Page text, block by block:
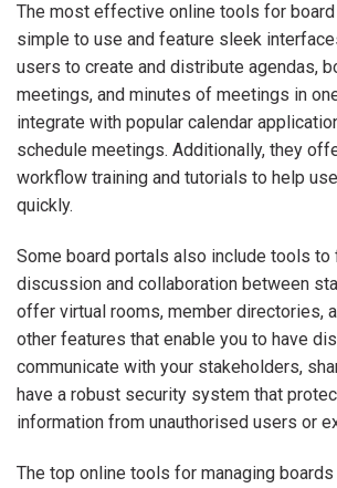
The most effective online tools for board
simple to use and feature sleek
users to create and distribute agendas,
meetings, and minutes of meetings in
integrate with popular calendar
schedule meetings. Additionally, they
workflow training and tutorials to help
quickly.
Some board portals also include tools to
discussion and collaboration between
offer virtual rooms, member directories,
other features that enable you to have
communicate with your stakeholders,
have a robust security system that
information from unauthorised users or
The top online tools for managing